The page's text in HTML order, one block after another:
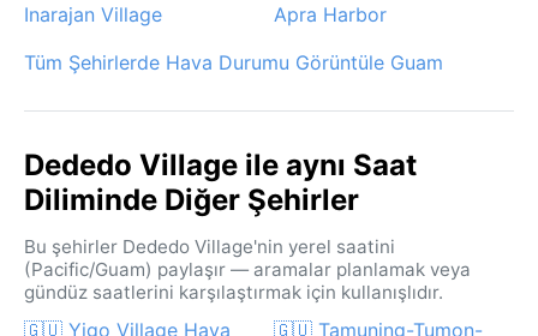
boyu yüksek nem ve ani gök gürültülü sağanaklar,
dinamizm, adanın bereketli doğasını ve sürekli yeşil
Inarajan Village
Apra Harbor
Tüm Şehirlerde Hava Durumu Görüntüle Guam
Dededo Village ile aynı Saat
Diliminde Diğer Şehirler
Bu şehirler Dededo Village'nin yerel saatini
(Pacific/Guam) paylaşır — aramalar planlamak veya
gündüz saatlerini karşılaştırmak için kullanışlıdır.
🇬🇺 Yigo Village Hava
🇬🇺 Tamuning-Tumon-